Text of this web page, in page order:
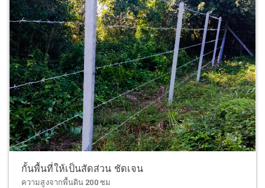
กั้นพื้นที่ให้เป็นสัดส่วน ชัดเจน
ความสูงจากพื้นดิน 200 ซม